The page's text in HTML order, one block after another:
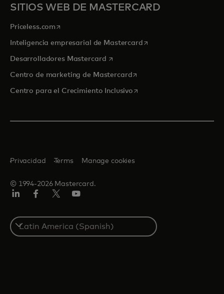
SITIOS WEB DE MASTERCARD
Priceless.com se abre en una pestaña nueva
Inteligencia empresarial de Mastercardse abre en una pestaña
Desarrolladores Mastercard se abre en una pestaña nueva
Centro de marketing de Mastercardse abre en una pestaña
Centro para el Crecimiento Inclusivose abre en una pestaña
© 1994-2026 Mastercard.
Privacidad Terms Manage cookies
Select
a
country